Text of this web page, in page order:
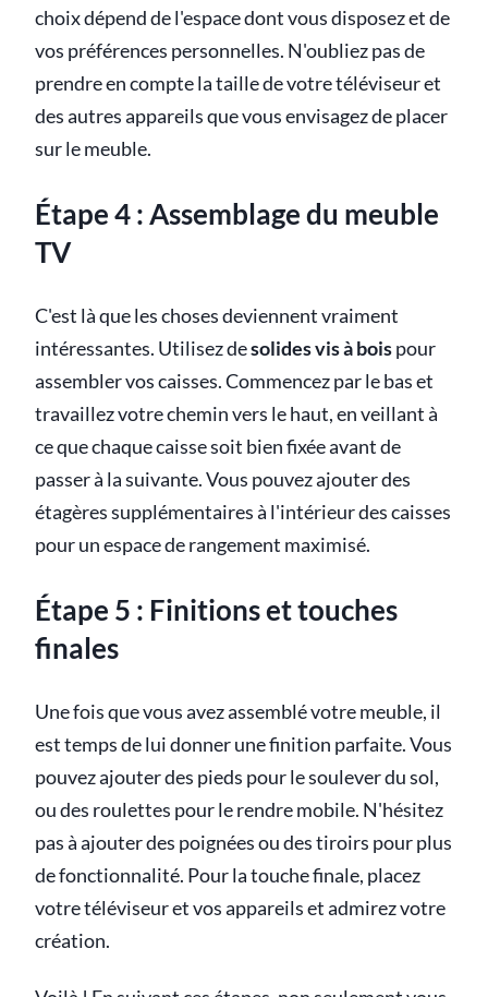
choix dépend de l'espace dont vous disposez et de
vos préférences personnelles. N'oubliez pas de
prendre en compte la taille de votre téléviseur et
des autres appareils que vous envisagez de placer
sur le meuble.
Étape 4 : Assemblage du meuble
TV
C'est là que les choses deviennent vraiment
intéressantes. Utilisez desolides vis à boispour
assembler vos caisses. Commencez par le bas et
travaillez votre chemin vers le haut, en veillant à
ce que chaque caisse soit bien fixée avant de
passer à la suivante. Vous pouvez ajouter des
étagères supplémentaires à l'intérieur des caisses
pour un espace de rangement maximisé.
Étape 5 : Finitions et touches
finales
Une fois que vous avez assemblé votre meuble, il
est temps de lui donner une finition parfaite. Vous
pouvez ajouter des pieds pour le soulever du sol,
ou des roulettes pour le rendre mobile. N'hésitez
pas à ajouter des poignées ou des tiroirs pour plus
de fonctionnalité. Pour la touche finale, placez
votre téléviseur et vos appareils et admirez votre
création.